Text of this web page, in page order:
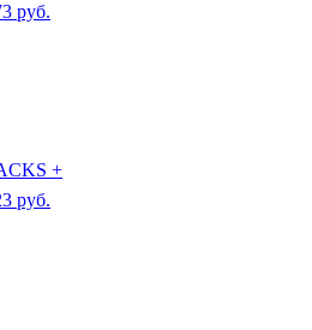
руб.
+
руб.